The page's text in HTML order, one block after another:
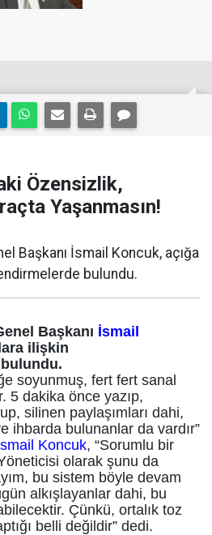
Özensizlik,
Yaşanmasın!
Başkanı İsmail Koncuk, açığa
bulundu.
Başkanı İsmail
ilişkin
soyunmuş, fert fert sanal
5 dakika önce yazıp,
silinen paylaşımları dahi,
ihbarda bulunanlar da vardır”
Koncuk, “Sorumlu bir
olarak şunu da
bu sistem böyle devam
alkışlayanlar dahi, bu
Çünkü, ortalık toz
belli değildir” dedi.